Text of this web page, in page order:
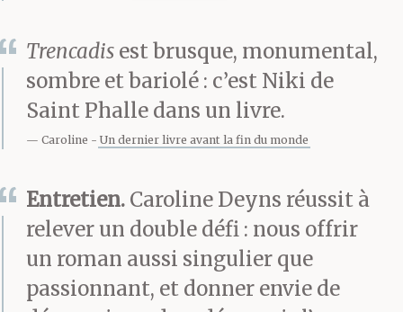
courant, cavalant,
galopant tout ce qu’elle
peut, car ce qu’elle veut
autres avançant comme
un seul corps désirant,
c’est déguerpir, fuir
Trencadis est brusque, monumental,
sombre et bariolé : c’est Niki de
Saint Phalle dans un livre.
Caroline Un dernier livre avant la fin du monde
Entretien. Caroline Deyns réussit à
relever un double défi : nous offrir
un roman aussi singulier que
passionnant, et donner envie de